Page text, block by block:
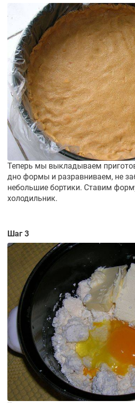
Теперь мы выкладываем
дно формы и разравниваем, не
небольшие бортики. Ставим
холодильник.
Шаг 3